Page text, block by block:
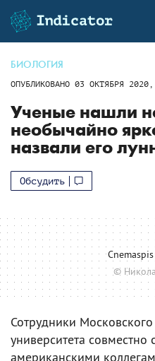
БИОЛОГИЯ
ОПУБЛИКОВАНО 03 ОКТЯБРЯ
Ученые нашли
необычайно
назвали его
Обсудить
©
Сотрудники Московского
университета совместно
американскими